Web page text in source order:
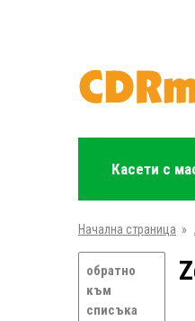
Касети с
Начална страница »
обратно
към
списъка